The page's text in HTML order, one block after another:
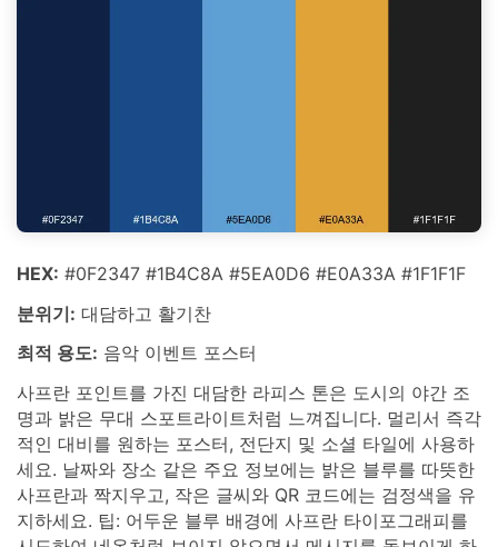
HEX: #0F2347 #1B4C8A #5EA0D6 #E0A33A #1F1F1F
분위기: 대담하고 활기찬
최적 용도: 음악 이벤트 포스터
사프란 포인트를 가진 대담한 라피스 톤은 도시의 야간 조
명과 밝은 무대 스포트라이트처럼 느껴집니다. 멀리서 즉각
적인 대비를 원하는 포스터, 전단지 및 소셜 타일에 사용하
세요. 날짜와 장소 같은 주요 정보에는 밝은 블루를 따뜻한
사프란과 짝지우고, 작은 글씨와 QR 코드에는 검정색을 유
지하세요. 팁: 어두운 블루 배경에 사프란 타이포그래피를